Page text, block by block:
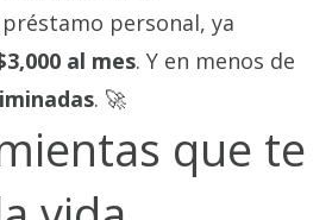
personal, ya
al mes. Y en menos de
. 🚀
que te